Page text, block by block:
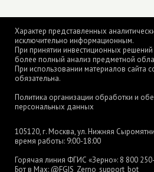
Характер представленных
исключительно информационным.
При принятии инвестиционных
более полный анализ предметной
При использовании материалов сайта
обязательна.
Политика организации обработки и
персональных данных
105120, г. Москва, ул. Нижняя
время работы: 9:00-18:00
Горячая линия ФГИС «Зерно»: 8 800
Бот в Max: @FGIS_Zerno_support_bot